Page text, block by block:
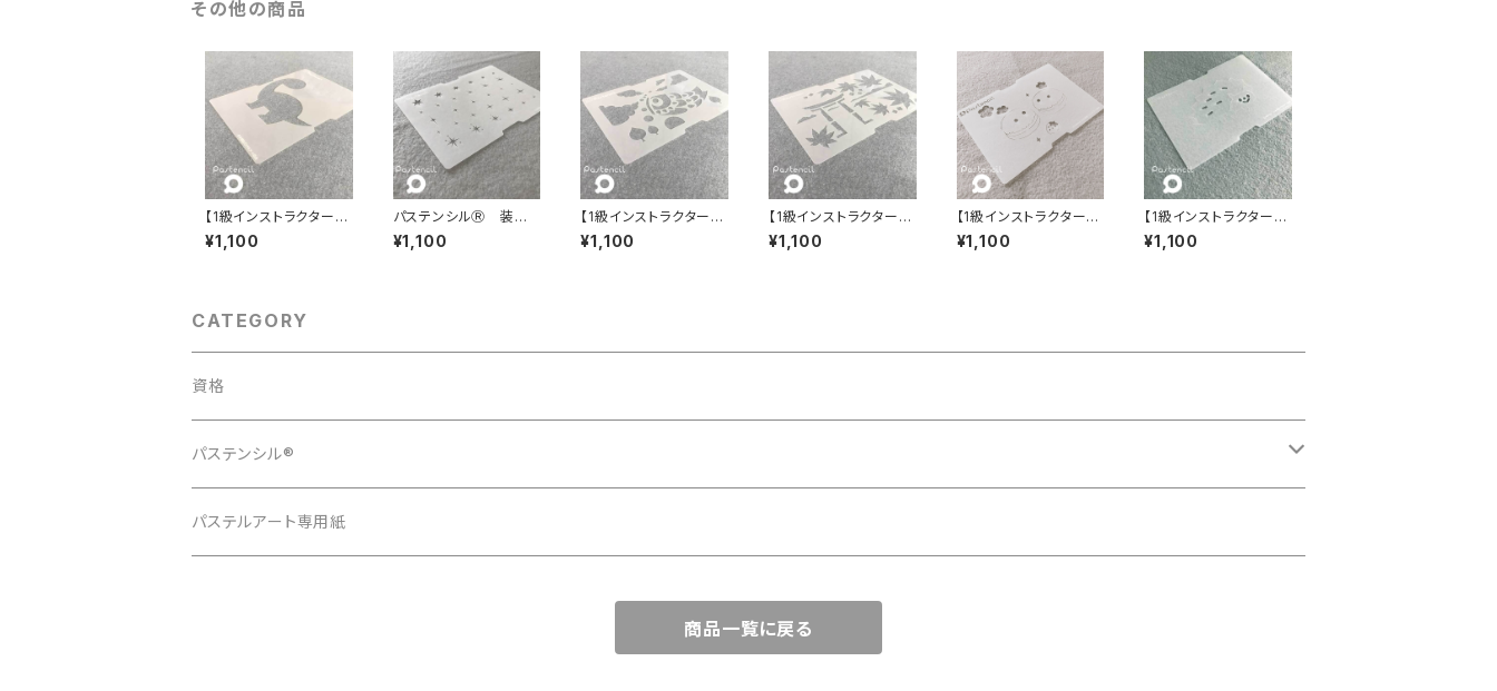
その他の商品
【1級インストラクター専
用】 パステンシルⓇ
ブラキオサウルス KO
¥1,100
パステンシルⓇ 装飾
用キラキラシートA・B
2枚組
¥1,100
【1級インストラクター専
用】 パステンシルⓇ
こいのぼり
¥1,100
【1級インストラクター専
用】 パステンシルⓇ
大人の宮島
¥1,100
【1級インストラクター専
用】 パステンシルⓇ
春色ふわもこマカロン
¥1,100
【1級インストラクター専
用】 パステンシルⓇ
ハリネズミ TSUBUA
¥1,100
CATEGORY
資格
パステンシル®
一般販売用
パステルアート専用紙
商品一覧に戻る